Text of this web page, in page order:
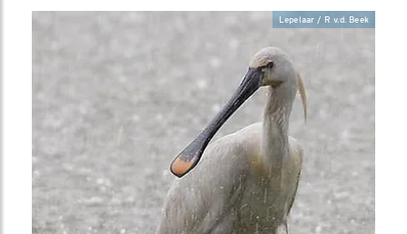
Lepelaar / R v.d. Beek